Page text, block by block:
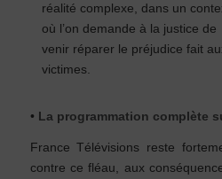
réalité complexe, dans un
où l’on demande à la justice de
venir réparer le préjudice fait
victimes.
• La programmation complète
France Télévisions reste
contre ce fléau, aux